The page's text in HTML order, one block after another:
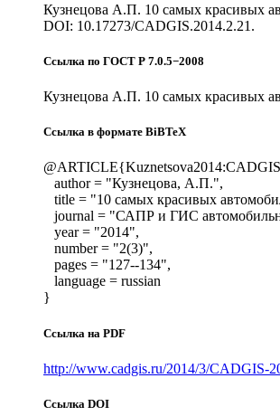
Кузнецова А.П. 10 самых красивых
DOI: 10.17273/CADGIS.2014.2.21.
Ссылка по ГОСТ Р 7.0.5−2008
Кузнецова А.П. 10 самых красивых
Ссылка в формате BiBTeX
author = "Кузнецова, А.П.",
title = "10 самых красивых
journal = "САПР и ГИС
year = "2014",
number = "2(3)",
pages = "127--134",
language = russian
}
Ссылка на PDF
http://www.cadgis.ru/2014/3/CADGIS-
Ссылка DOI